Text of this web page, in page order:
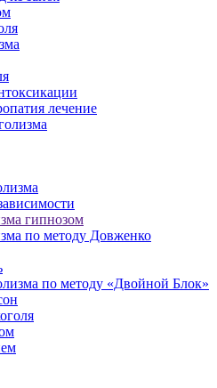
лечение
гипнозом
по методу Довженко
по методу «Двойной Блок»